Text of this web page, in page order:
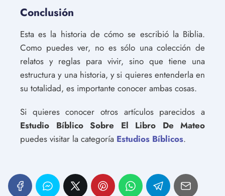
Conclusión
Esta es la historia de cómo se escribió la Biblia.
Como puedes ver, no es sólo una colección de
relatos y reglas para vivir, sino que tiene una
estructura y una historia, y si quieres entenderla en
su totalidad, es importante conocer ambas cosas.
Si quieres conocer otros artículos parecidos a
Estudio Bíblico Sobre El Libro De Mateo
puedes visitar la categoría Estudios Bíblicos.